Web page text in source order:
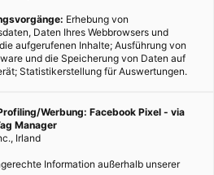
Erhebung von
Daten Ihres Webbrowsers und
aufgerufenen Inhalte; Ausführung von
und die Speicherung von Daten auf
Statistikerstellung für Auswertungen.
Werbung: Facebook Pixel - via
Manager
Irland
Information außerhalb unserer